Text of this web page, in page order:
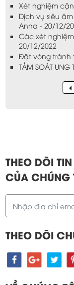
Xét nghiệm
Dịch vụ siêu
Anna - 20/12/
Các xét
20/12/2022
Đặt vòng tránh
TẦM SOÁT
THEO DÕI
CỦA CHÚNG
THEO DÕI